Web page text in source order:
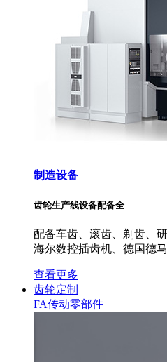
制造设备
齿轮生产线设备配备全
配备车齿、滚齿、剃齿、
海尔数控插齿机、德国德
查看更多
齿轮定制
FA传动零部件